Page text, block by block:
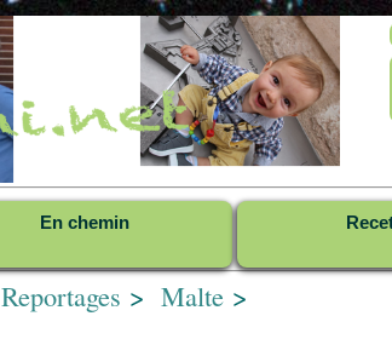
En chemin
Reportages >Malte >